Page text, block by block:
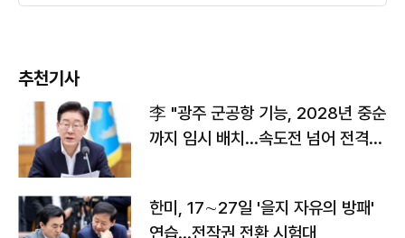
추천기사
李 "광주 군공항 기능, 2028년 중순
까지 임시 배치…속도전 넘어 전격
한미, 17∼27일 '을지 자유의 방패'
연습…전작권 전환 시험대